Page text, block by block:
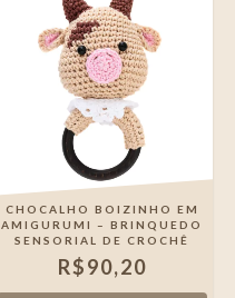
CHOCALHO BOIZINHO EM
AMIGURUMI – BRINQUEDO
SENSORIAL DE CROCHÊ
R$90,20